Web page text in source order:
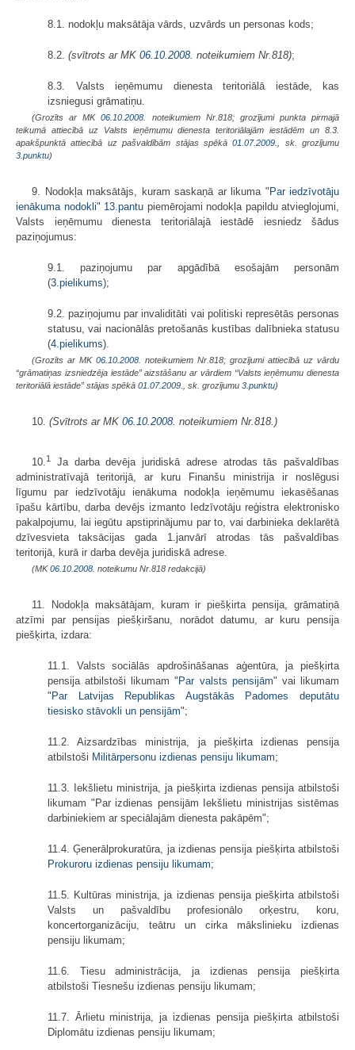
8.1. nodokļu maksātāja vārds, uzvārds un personas kods;
8.2. (svītrots ar MK 06.10.2008. noteikumiem Nr.818);
8.3. Valsts ieņēmumu dienesta teritoriālā iestāde, kas
izsniegusi grāmatiņu.
(Grozīts ar MK06.10.2008.
noteikumiem Nr.818; grozījumi punkta pirmajā
teikumā attiecībā uz Valsts ieņēmumu dienesta teritoriālajām iestādēm un 8.3.
apakšpunktā attiecībā uz pašvaldībām stājas spēkā01.07.2009.
, sk. grozījumu
3.punktu)
9. Nodokļa maksātājs, kuram saskaņā ar likuma "Par iedzīvotāju
ienākuma nodokli" 13.pantu piemērojami nodokļa papildu atvieglojumi,
Valsts ieņēmumu dienesta teritoriālajā iestādē iesniedz šādus
paziņojumus:
9.1. paziņojumu par apgādībā esošajām personām
(3.pielikums);
9.2. paziņojumu par invaliditāti vai politiski represētās personas
statusu, vai nacionālās pretošanās kustības dalībnieka statusu
(4.pielikums).
(Grozīts ar MK 06.10.2008.
noteikumiem Nr.818; grozījumi attiecībā uz vārdu
“grāmatiņas izsniedzēja iestāde” aizstāšanu ar vārdiem “Valsts ieņēmumu dienesta
teritoriālā iestāde” stājas spēkā 01.07.2009. , sk. grozījumu 3.punktu)
10. (Svītrots ar MK 06.10.2008. noteikumiem Nr.818.)
10. 1
Ja darba devēja juridiskā adrese atrodas tās pašvaldības
administratīvajā teritorijā, ar kuru Finanšu ministrija ir noslēgusi
līgumu par iedzīvotāju ienākuma nodokļa ieņēmumu iekasēšanas
īpašu kārtību, darba devējs izmanto Iedzīvotāju reģistra elektronisko
pakalpojumu, lai iegūtu apstiprinājumu par to, vai darbinieka deklarētā
dzīvesvieta taksācijas gada 1.janvārī atrodas tās pašvaldības
teritorijā, kurā ir darba devēja juridiskā adrese.
(MK06.10.2008. noteikumu Nr.818 redakcijā)
11. Nodokļa maksātājam, kuram ir piešķirta pensija, grāmatiņā
atzīmi par pensijas piešķiršanu, norādot datumu, ar kuru pensija
piešķirta, izdara:
11.1. Valsts sociālās apdrošināšanas aģentūra, ja piešķirta
pensija atbilstoši likumam " Par valsts pensijām" vai likumam
" Par Latvijas Republikas Augstākās Padomes deputātu
tiesisko stāvokli un pensijām";
11.2. Aizsardzības ministrija, ja piešķirta izdienas pensija
atbilstoši Militārpersonu izdienas pensiju likumam;
11.3. Iekšlietu ministrija, ja piešķirta izdienas pensija atbilstoši
likumam "Par izdienas pensijām Iekšlietu ministrijas sistēmas
darbiniekiem ar speciālajām dienesta pakāpēm";
11.4. Ģenerālprokuratūra, ja izdienas pensija piešķirta atbilstoši
Prokuroru izdienas pensiju likumam;
11.5. Kultūras ministrija, ja izdienas pensija piešķirta atbilstoši
Valsts un pašvaldību profesionālo orķestru, koru,
koncertorganizāciju, teātru un cirka mākslinieku izdienas
pensiju likumam;
11.6. Tiesu administrācija, ja izdienas pensija piešķirta
atbilstoši Tiesnešu izdienas pensiju likumam;
11.7. Ārlietu ministrija, ja izdienas pensija piešķirta atbilstoši
Diplomātu izdienas pensiju likumam;